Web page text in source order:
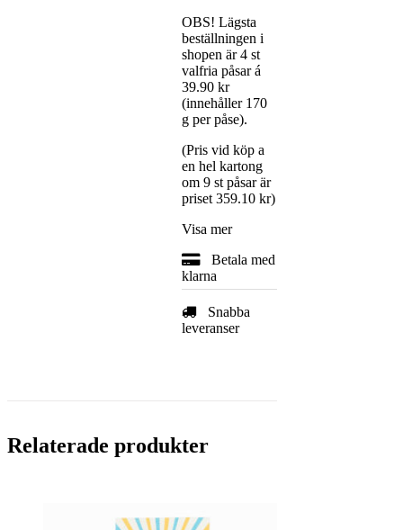
OBS! Lägsta
beställningen i
shopen är 4 st
valfria påsar á
39.90 kr
(innehåller 170
g per påse).
(Pris vid köp a
en hel kartong
om 9 st påsar är
priset 359.10 kr)
Visa mer
Betala med
klarna
Snabba
leveranser
Relaterade produkter